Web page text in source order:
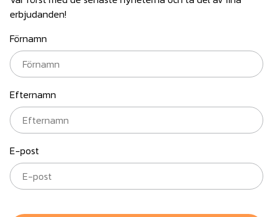
erbjudanden!
Förnamn
Efternamn
E-post